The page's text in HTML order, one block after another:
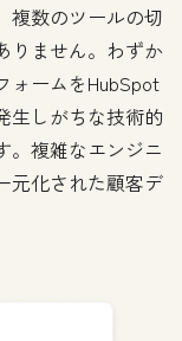
複数のツールの切
りません。わずか
ォームをHubSpot
生しがちな技術的
。複雑なエンジニ
元化された顧客デ